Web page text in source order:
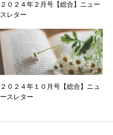
２０２４年２月号【総合】ニュー
スレター
２０２４年１０月号【総合】ニュ
ースレター